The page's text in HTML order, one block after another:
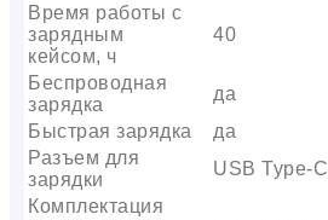
Время работы с
зарядным
кейсом, ч
40
Беспроводная
зарядка
да
Быстрая зарядка
да
Разъем для
зарядки
USB Type-C
Комплектация